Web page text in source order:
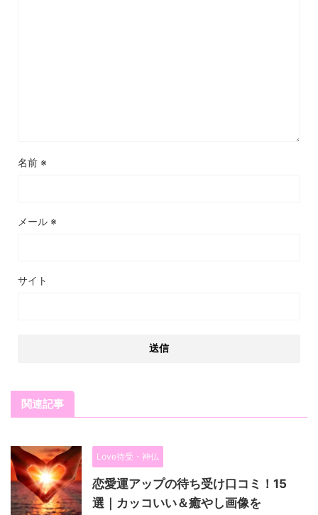
名前 ※
メール ※
サイト
関連記事
Love待受・神仏
恋愛運アップの待ち受け口コミ！15
選｜カッコいい＆癒やし画像を